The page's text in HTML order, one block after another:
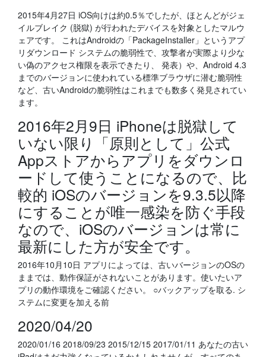
2015年4月27日 iOS向けは約0.5％でしたが、ほとんどがジェ
イルブレイク (脱獄) が行われたデバイスを対象としたマルウ
ェアです。 これはAndroidの「PackageInstaller」というアプ
リダウンロード システムの脆弱性で、攻撃者が実際より少な
い偽のアクセス権限を表示できたり、 発表）や、Android 4.3
までのバージョンに使われている標準ブラウザに潜む脆弱性
など、古いAndroidの脆弱性はこれまでも数多く発見されてい
ます。
2016年2月9日 iPhoneは脱獄して
いない限り「原則として」公式
Appストアからアプリをダウンロ
ードして使うことになるので、比
較的 iOSのバージョンを9.3.5以降
にすることが唯一感染を防ぐ手段
なので、iOSのバージョンは常に
最新にした方が安全です。
2016年10月10日 アプリによっては、古いバージョンのOSの
ままでは、動作保証がされないことがあります。使いたいア
プリの動作環境をご確認ください。 ○バックアップを取る. シ
ステムに変更を加える前
2020/04/20
2020/01/16 2018/09/23 2015/12/15 2017/01/11 あなたの古い